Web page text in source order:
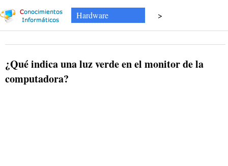
Hardware >
¿Qué indica una luz verde en el monitor de la
computadora?